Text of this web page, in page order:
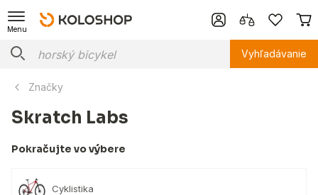
Menu
Vyhľadávanie
Značky
Skratch Labs
Pokračujte vo výbere
Cyklistika